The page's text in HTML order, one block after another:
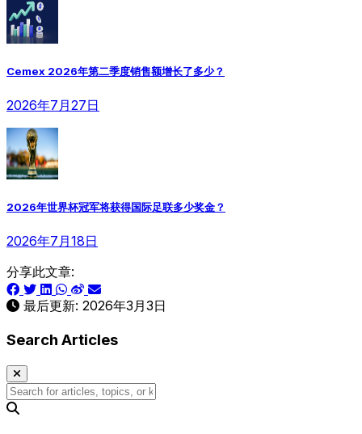
Cemex 2026年第二季度销售额增长了多少？
2026年7月27日
2026年世界杯冠军将获得国际足联多少奖金？
2026年7月18日
分享此文章:
最后更新: 2026年3月3日
Search Articles